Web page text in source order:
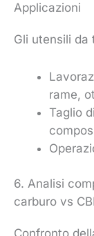
Applicazioni
Gli utensili da
rame,
Taglio
6. Analisi
carburo vs